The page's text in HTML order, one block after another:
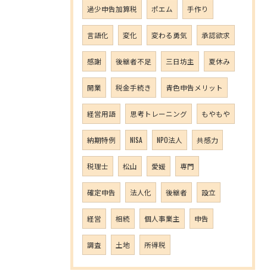
過少申告加算税 ポエム 手作り
言語化 変化 変わる勇気 承認欲求
感謝 後継者不足 三日坊主 夏休み
開業 税金手続き 青色申告メリット
経営用語 思考トレーニング もやもや
納期特例 NISA NPO法人 共感力
税理士 松山 愛媛 専門
確定申告 法人化 後継者 設立
経営 相続 個人事業主 申告
調査 土地 所得税